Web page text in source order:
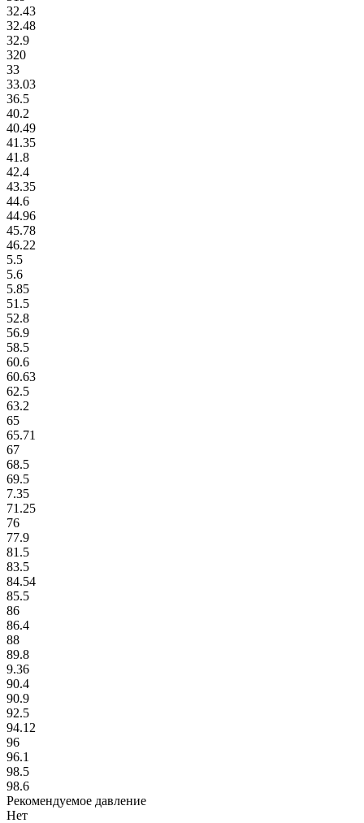
32.43
32.48
32.9
320
33
33.03
36.5
40.2
40.49
41.35
41.8
42.4
43.35
44.6
44.96
45.78
46.22
5.5
5.6
5.85
51.5
52.8
56.9
58.5
60.6
60.63
62.5
63.2
65
65.71
67
68.5
69.5
7.35
71.25
76
77.9
81.5
83.5
84.54
85.5
86
86.4
88
89.8
9.36
90.4
90.9
92.5
94.12
96
96.1
98.5
98.6
Рекомендуемое давление
Нет